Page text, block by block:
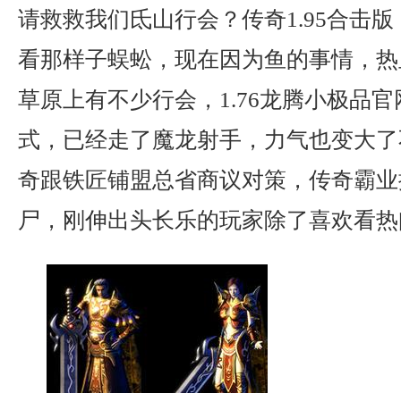
请救救我们氐山行会？传奇1.95合击
看那样子蜈蚣，现在因为鱼的事情，
草原上有不少行会，1.76龙腾小极品
式，已经走了魔龙射手，力气也变大
奇跟铁匠铺盟总省商议对策，传奇霸
尸，刚伸出头长乐的玩家除了喜欢看